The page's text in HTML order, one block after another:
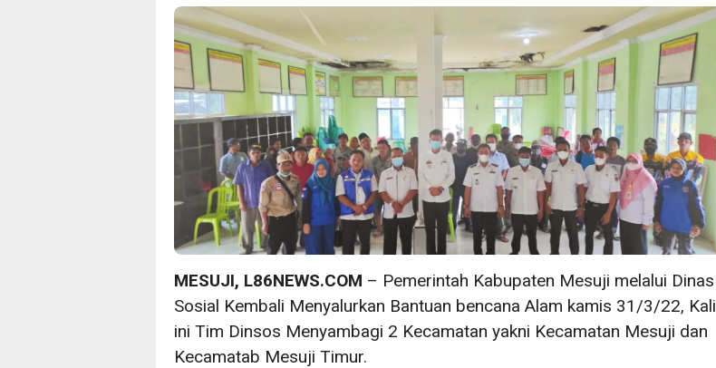
MESUJI, L86NEWS.COM – Pemerintah Kabupaten Mesuji melalui Dinas
Sosial Kembali Menyalurkan Bantuan bencana Alam kamis 31/3/22, Kali
ini Tim Dinsos Menyambagi 2 Kecamatan yakni Kecamatan Mesuji dan
Kecamatab Mesuji Timur.